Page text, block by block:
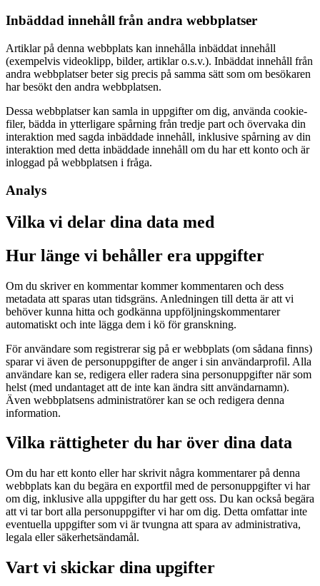
Inbäddad innehåll från andra webbplatser
Artiklar på denna webbplats kan innehålla inbäddat innehåll
(exempelvis videoklipp, bilder, artiklar o.s.v.). Inbäddat innehåll från
andra webbplatser beter sig precis på samma sätt som om besökaren
har besökt den andra webbplatsen.
Dessa webbplatser kan samla in uppgifter om dig, använda cookie-
filer, bädda in ytterligare spårning från tredje part och övervaka din
interaktion med sagda inbäddade innehåll, inklusive spårning av din
interaktion med detta inbäddade innehåll om du har ett konto och är
inloggad på webbplatsen i fråga.
Analys
Vilka vi delar dina data med
Hur länge vi behåller era uppgifter
Om du skriver en kommentar kommer kommentaren och dess
metadata att sparas utan tidsgräns. Anledningen till detta är att vi
behöver kunna hitta och godkänna uppföljningskommentarer
automatiskt och inte lägga dem i kö för granskning.
För användare som registrerar sig på er webbplats (om sådana finns)
sparar vi även de personuppgifter de anger i sin användarprofil. Alla
användare kan se, redigera eller radera sina personuppgifter när som
helst (med undantaget att de inte kan ändra sitt användarnamn).
Även webbplatsens administratörer kan se och redigera denna
information.
Vilka rättigheter du har över dina data
Om du har ett konto eller har skrivit några kommentarer på denna
webbplats kan du begära en exportfil med de personuppgifter vi har
om dig, inklusive alla uppgifter du har gett oss. Du kan också begära
att vi tar bort alla personuppgifter vi har om dig. Detta omfattar inte
eventuella uppgifter som vi är tvungna att spara av administrativa,
legala eller säkerhetsändamål.
Vart vi skickar dina upgifter